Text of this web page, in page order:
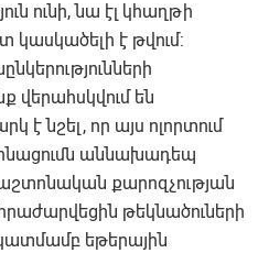
ունի, նա էլ կհաղթի
կասկածելի է թվում:
վերահսկվում են
է նշել, որ այս ոլորտում
աննախադեպ
քարոզչության
թեկնածուների
եթերային